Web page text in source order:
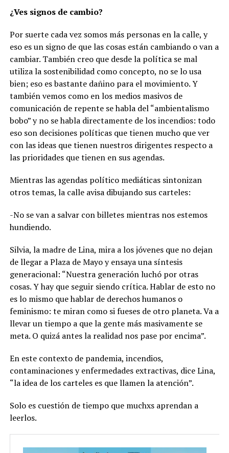
¿Ves signos de cambio?
Por suerte cada vez somos más personas en la calle, y
eso es un signo de que las cosas están cambiando o van a
cambiar. También creo que desde la política se mal
utiliza la sostenibilidad como concepto, no se lo usa
bien; eso es bastante dañino para el movimiento. Y
también vemos como en los medios masivos de
comunicación de repente se habla del “ambientalismo
bobo” y no se habla directamente de los incendios: todo
eso son decisiones políticas que tienen mucho que ver
con las ideas que tienen nuestros dirigentes respecto a
las prioridades que tienen en sus agendas.
Mientras las agendas político mediáticas sintonizan
otros temas, la calle avisa dibujando sus carteles:
-No se van a salvar con billetes mientras nos estemos
hundiendo.
Silvia, la madre de Lina, mira a los jóvenes que no dejan
de llegar a Plaza de Mayo y ensaya una síntesis
generacional: “Nuestra generación luchó por otras
cosas. Y hay que seguir siendo crítica. Hablar de esto no
es lo mismo que hablar de derechos humanos o
feminismo: te miran como si fueses de otro planeta. Va a
llevar un tiempo a que la gente más masivamente se
meta. O quizá antes la realidad nos pase por encima”.
En este contexto de pandemia, incendios,
contaminaciones y enfermedades extractivas, dice Lina,
“la idea de los carteles es que llamen la atención”.
Solo es cuestión de tiempo que muchxs aprendan a
leerlos.